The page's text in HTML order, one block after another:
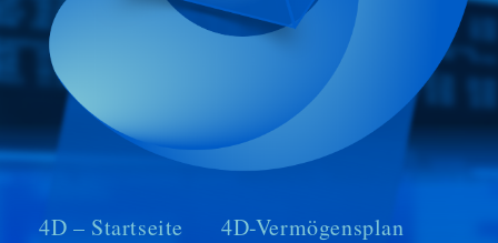
4D – Startseite 4D-Vermögensplan